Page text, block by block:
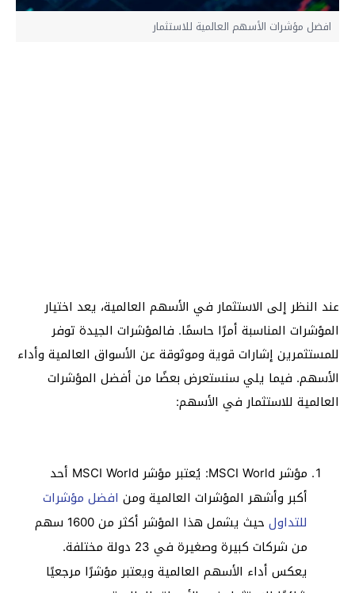
افضل مؤشرات الأسهم العالمية للاستثمار
عند النظر إلى الاستثمار في الأسهم العالمية، يعد اختيار
المؤشرات المناسبة أمرًا حاسمًا. فالمؤشرات الجيدة توفر
للمستثمرين إشارات قوية وموثوقة عن الأسواق العالمية وأداء
الأسهم. فيما يلي سنستعرض بعضًا من أفضل المؤشرات
العالمية للاستثمار في الأسهم:
مؤشر MSCI World: يُعتبر مؤشر MSCI World أحد
أكبر وأشهر المؤشرات العالمية ومن افضل مؤشرات
للتداول
حيث يشمل هذا المؤشر أكثر من 1600 سهم
من شركات كبيرة وصغيرة في 23 دولة مختلفة.
يعكس أداء الأسهم العالمية ويعتبر مؤشرًا مرجعيًا